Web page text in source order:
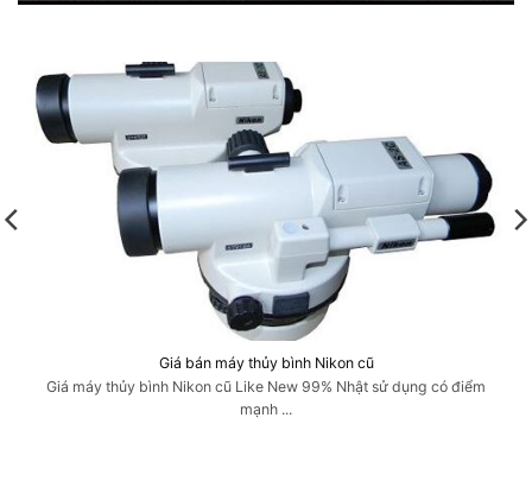
Giá bán máy thủy bình Nikon cũ
Giá máy thủy bình Nikon cũ Like New 99% Nhật sử dụng có điểm
mạnh ...